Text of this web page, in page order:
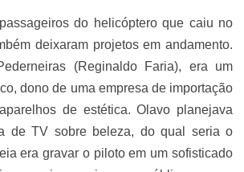
do helicóptero que caiu no
deixaram projetos em andamento.
(Reginaldo Faria), era um
dono de uma empresa de importação
de estética. Olavo planejava
de TV sobre beleza, do qual seria o
era gravar o piloto em um sofisticado